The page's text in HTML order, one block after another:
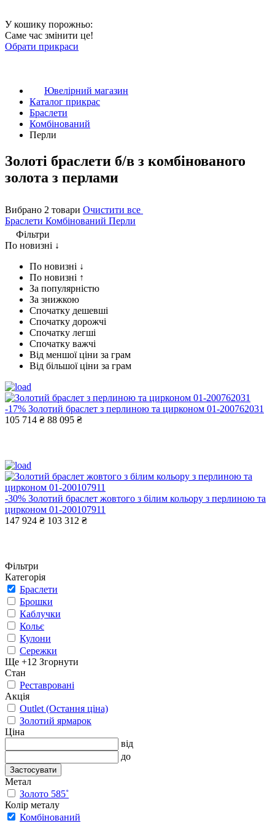
У кошику порожньо:
Саме час змінити це!
Обрати прикраси
Ювелірний магазин
Каталог прикрас
Браслети
Комбінований
Перли
Золоті браслети б/в з комбінованого
золота з перлами
Вибрано 2 товари Очистити все
Браслети Комбінований Перли
Фільтри
По новизні ↓
По новизні ↓
По новизні ↑
За популярністю
За знижкою
Спочатку дешевші
Спочатку дорожчі
Спочатку легші
Спочатку важчі
Від меншої ціни за грам
Від більшої ціни за грам
-17% Золотий браслет з перлиною та цирконом 01-200762031
105 714 ₴ 88 095 ₴
-30% Золотий браслет жовтого з білим кольору з перлиною та
цирконом 01-200107911
147 924 ₴ 103 312 ₴
Фільтри
Категорія
Браслети
Брошки
Каблучки
Кольє
Кулони
Сережки
Ще +12 Згорнути
Стан
Реставровані
Акція
Outlet (Остання ціна)
Золотий ярмарок
Ціна
від
до
Застосувати
Метал
Золото 585˚
Колір металу
Комбінований